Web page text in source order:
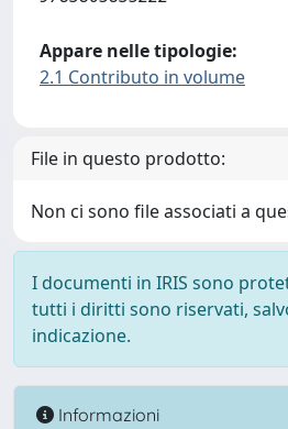
Appare nelle tipologie:
2.1 Contributo in volume
File in questo prodotto:
Non ci sono file associati a
I documenti in IRIS sono
tutti i diritti sono riservati,
indicazione.
Informazioni